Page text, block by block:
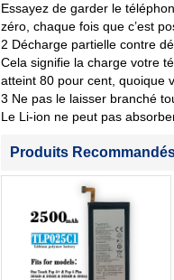
Essayez de garder le
zéro, chaque fois que c’est
2 Décharge partielle contre
Cela signifie la charge votre
atteint 80 pour cent, quoique
3 Ne pas le laisser branché
Le Li-ion ne peut pas
Produits